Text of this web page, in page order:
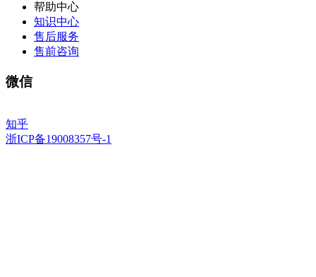
帮助中心
知识中心
售后服务
售前咨询
微信
知乎
浙ICP备19008357号-1